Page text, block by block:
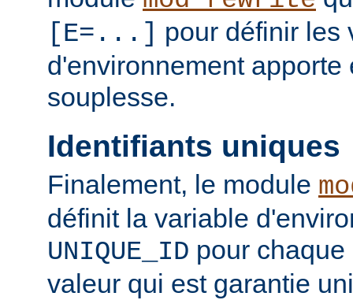
[E=...] pour définir les
d'environnement apporte
souplesse.
Identifiants uniques
Finalement, le module
définit la variable
UNIQUE_ID pour
valeur qui est garantie